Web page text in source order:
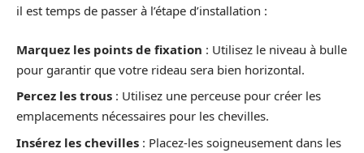
il est temps de passer à l’étape d’installation :
Marquez les points de fixation : Utilisez le niveau à bulle
pour garantir que votre rideau sera bien horizontal.
Percez les trous : Utilisez une perceuse pour créer les
emplacements nécessaires pour les chevilles.
Insérez les chevilles : Placez-les soigneusement dans les